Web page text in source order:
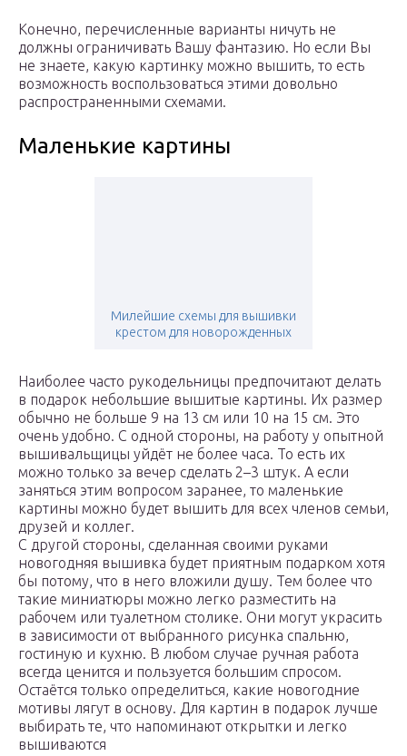
Конечно, перечисленные варианты ничуть не
должны ограничивать Вашу фантазию. Но если Вы
не знаете, какую картинку можно вышить, то есть
возможность воспользоваться этими довольно
распространенными схемами.
Маленькие картины
Милейшие схемы для вышивки
крестом для новорожденных
Наиболее часто рукодельницы предпочитают делать
в подарок небольшие вышитые картины. Их размер
обычно не больше 9 на 13 см или 10 на 15 см. Это
очень удобно. С одной стороны, на работу у опытной
вышивальщицы уйдёт не более часа. То есть их
можно только за вечер сделать 2–3 штук. А если
заняться этим вопросом заранее, то маленькие
картины можно будет вышить для всех членов семьи,
друзей и коллег.
С другой стороны, сделанная своими руками
новогодняя вышивка будет приятным подарком хотя
бы потому, что в него вложили душу. Тем более что
такие миниатюры можно легко разместить на
рабочем или туалетном столике. Они могут украсить
в зависимости от выбранного рисунка спальню,
гостиную и кухню. В любом случае ручная работа
всегда ценится и пользуется большим спросом.
Остаётся только определиться, какие новогодние
мотивы лягут в основу. Для картин в подарок лучше
выбирать те, что напоминают открытки и легко
вышиваются